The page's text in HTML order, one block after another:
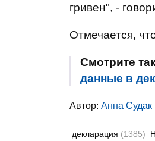
гривен", -
Отмечается,
Смотрите
данные в
Автор: Анна Судак
декларация (1385)